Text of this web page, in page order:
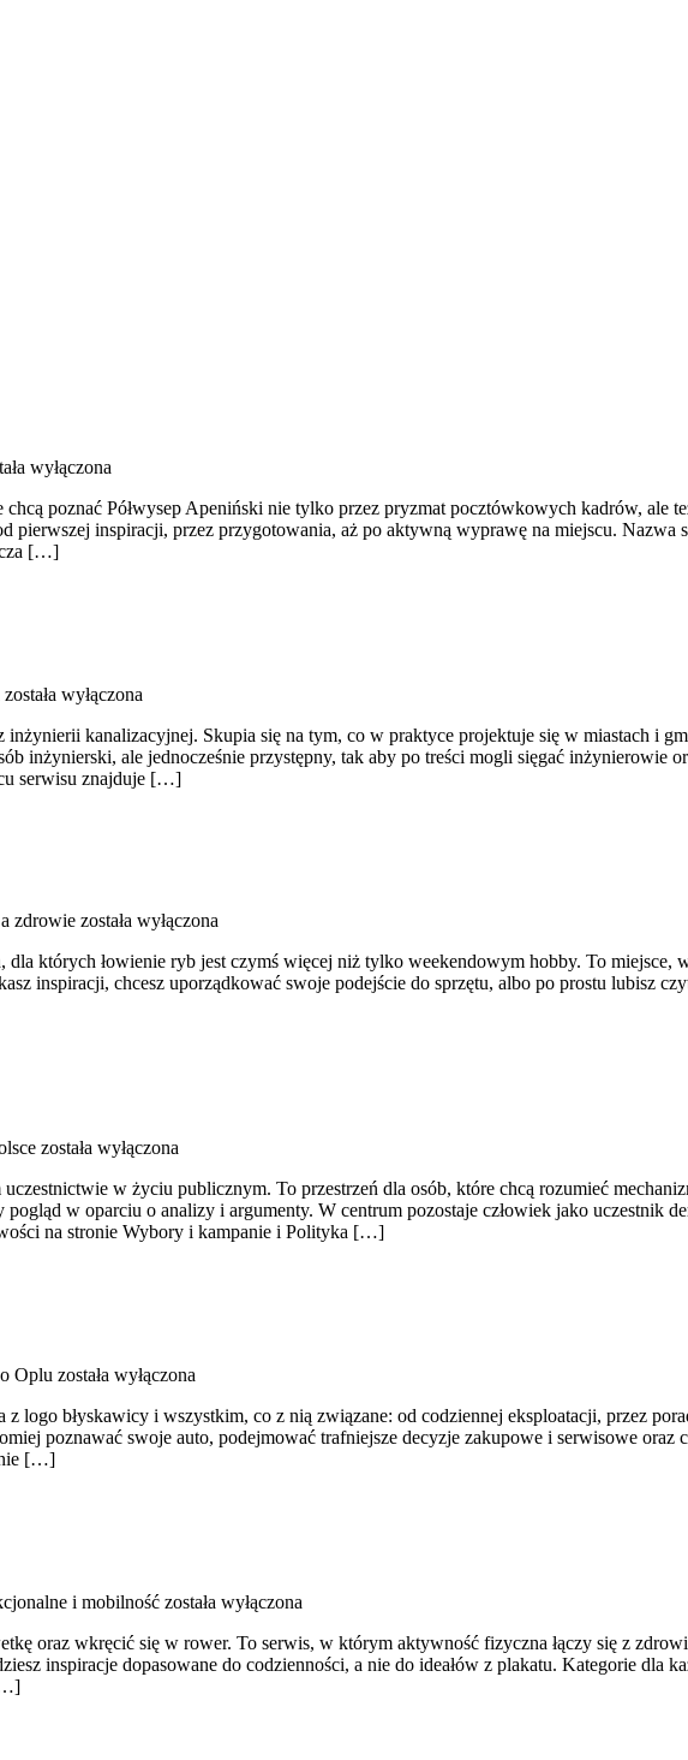
wyłączona
poznać Półwysep Apeniński nie tylko przez pryzmat pocztówkowych kadrów, ale
inspiracji, przez przygotowania, aż po aktywną wyprawę na miejscu. Nazwa
[…]
została wyłączona
kanalizacyjnej. Skupia się na tym, co w praktyce projektuje się w miastach i
inżynierski, ale jednocześnie przystępny, tak aby po treści mogli sięgać inżynierowie
serwisu znajduje […]
zdrowie została wyłączona
których łowienie ryb jest czymś więcej niż tylko weekendowym hobby. To miejsce,
inspiracji, chcesz uporządkować swoje podejście do sprzętu, albo po prostu lubisz
została wyłączona
w życiu publicznym. To przestrzeń dla osób, które chcą rozumieć
w oparciu o analizy i argumenty. W centrum pozostaje człowiek jako uczestnik
na stronie Wybory i kampanie i Polityka […]
Oplu została wyłączona
logo błyskawicy i wszystkim, co z nią związane: od codziennej eksploatacji, przez
poznawać swoje auto, podejmować trafniejsze decyzje zakupowe i serwisowe
nie […]
i mobilność została wyłączona
oraz wkręcić się w rower. To serwis, w którym aktywność fizyczna łączy się z
inspiracje dopasowane do codzienności, a nie do ideałów z plakatu. Kategorie dla